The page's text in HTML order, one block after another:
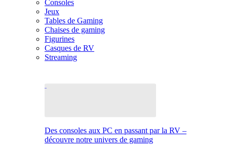
Consoles
Jeux
Tables de Gaming
Chaises de gaming
Figurines
Casques de RV
Streaming
Des consoles aux PC en passant par la RV –
découvre notre univers de gaming